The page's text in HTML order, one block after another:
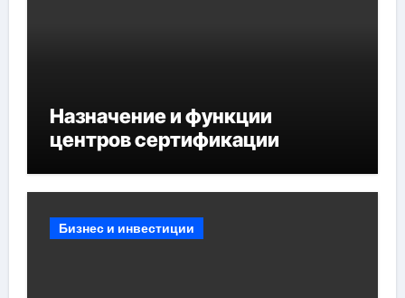
Назначение и функции
центров сертификации
Бизнес и инвестиции